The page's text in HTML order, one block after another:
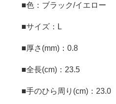
■色：ブラック/イエロー
■サイズ：L
■厚さ(mm)：0.8
■全長(cm)：23.5
■手のひら周り(cm)：23.0